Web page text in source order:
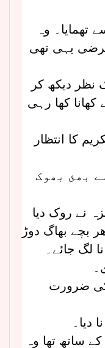
وہ
یہی تھی
نظر دیکھ کر
کھا رہی
کا انتظار
بھئ بھوک
نے روک دیا
بچے بھاگ دوڑ
لگ جائے۔
کی ضرورت
دیا۔
ساتھ تھا وہ